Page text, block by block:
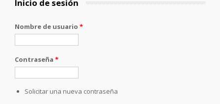
Inicio de sesión
Nombre de usuario *
Contraseña *
Solicitar una nueva contraseña